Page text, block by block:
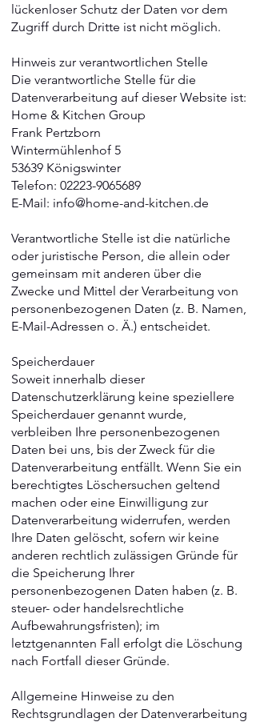
lückenloser Schutz der Daten vor dem
Zugriff durch Dritte ist nicht möglich.
Hinweis zur verantwortlichen Stelle
Die verantwortliche Stelle für die
Datenverarbeitung auf dieser Website ist:
Home & Kitchen Group
Frank Pertzborn
Wintermühlenhof 5
53639 Königswinter
Telefon: 02223-9065689
E-Mail: info@home-and-kitchen.de
Verantwortliche Stelle ist die natürliche
oder juristische Person, die allein oder
gemeinsam mit anderen über die
Zwecke und Mittel der Verarbeitung von
personenbezogenen Daten (z. B. Namen,
E-Mail-Adressen o. Ä.) entscheidet.
Speicherdauer
Soweit innerhalb dieser
Datenschutzerklärung keine speziellere
Speicherdauer genannt wurde,
verbleiben Ihre personenbezogenen
Daten bei uns, bis der Zweck für die
Datenverarbeitung entfällt. Wenn Sie ein
berechtigtes Löschersuchen geltend
machen oder eine Einwilligung zur
Datenverarbeitung widerrufen, werden
Ihre Daten gelöscht, sofern wir keine
anderen rechtlich zulässigen Gründe für
die Speicherung Ihrer
personenbezogenen Daten haben (z. B.
steuer- oder handelsrechtliche
Aufbewahrungsfristen); im
letztgenannten Fall erfolgt die Löschung
nach Fortfall dieser Gründe.
Allgemeine Hinweise zu den
Rechtsgrundlagen der Datenverarbeitung